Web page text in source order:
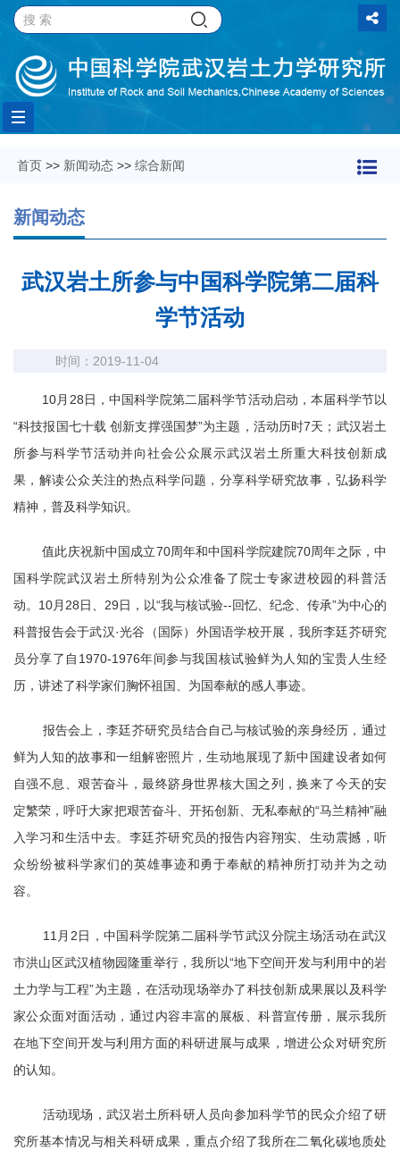
Toggle
navigation
首页 >> 新闻动态 >> 综合新闻
新闻动态
武汉岩土所参与中国科学院第二届科
学节活动
时间：2019-11-04
10月 28日，中国科学院第二届科学节活动启动，本届科学节以
“科技报国七十载 创新支撑强国梦”为主题，活动历时7天；武汉岩土
所参与科学节活动并向社会公众展示武汉岩土所重大科技创新成
果，解读公众关注的热点科学问题，分享科学研究故事，弘扬科学
精神，普及科学知识。
值此庆祝新中国成立70周年和中国科学院建院70周年之际，中
国科学院武汉岩土所特别为公众准备了院士专家进校园的科普活
动。 10月28日、 29日，以“我与核试验--回忆、纪念、传承”为中心的
科普报告会于武汉·光谷（国际）外国语学校开展，我所李廷芥研究
员分享了自 1970-1976年间参与我国核试验鲜为人知的宝贵人生经
历，讲述了科学家们胸怀祖国、为国奉献的感人事迹。
报告会上，李廷芥研究员结合自己与核试验的亲身经历，通过
鲜为人知的故事和一组解密照片，生动地展现了新中国建设者如何
自强不息、艰苦奋斗，最终跻身世界核大国之列，换来了今天的安
定繁荣，呼吁大家把艰苦奋斗、开拓创新、无私奉献的“马兰精神”融
入学习和生活中去。李廷芥研究员的报告内容翔实、生动震撼，听
众纷纷被科学家们的英雄事迹和勇于奉献的精神所打动并为之动
容。
11月 2日，中国科学院第二届科学节武汉分院主场活动在武汉
市洪山区武汉植物园隆重举行，我所以“地下空间开发与利用中的岩
土力学与工程”为主题，在活动现场举办了科技创新成果展以及科学
家公众面对面活动，通过内容丰富的展板、科普宣传册，展示我所
在地下空间开发与利用方面的科研进展与成果，增进公众对研究所
的认知。
活动现场，武汉岩土所科研人员向参加科学节的民众介绍了研
究所基本情况与相关科研成果，重点介绍了我所在二氧化碳地质处